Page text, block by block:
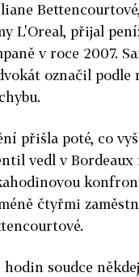
L'Oreal, přijal
v roce 2007.
označil
přišla poté, co
vedl v Bordeaux
čtyřmi
soudce